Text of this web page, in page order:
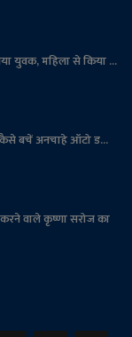
युवक, महिला से किया ...
बचें अनचाहे ऑटो ड...
वाले कृष्णा सरोज का